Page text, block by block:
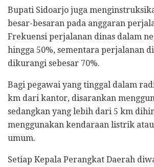
Bupati Sidoarjo juga
besar-besaran pada anggaran
Frekuensi perjalanan dinas dalam
hingga 50%, sementara perjalanan
dikurangi sebesar 70%.
Bagi pegawai yang tinggal dalam
km dari kantor, disarankan
sedangkan yang lebih dari 5 km
menggunakan kendaraan listrik
umum.
Setiap Kepala Perangkat Daerah